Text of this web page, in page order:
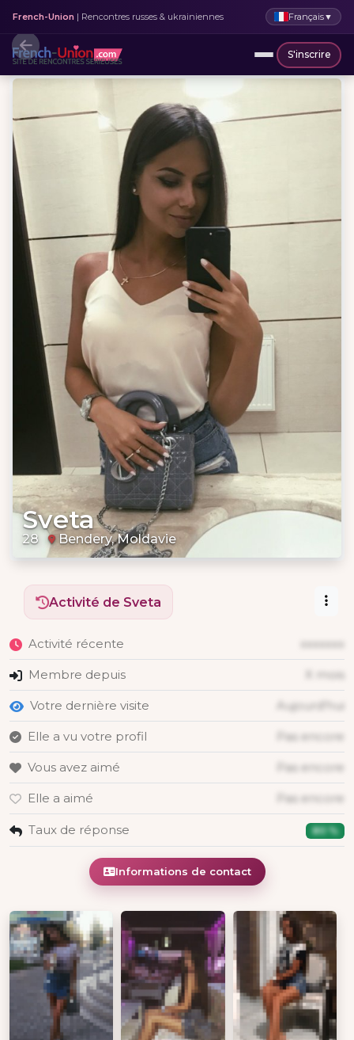
French-Union | Rencontres russes & ukrainiennes Français▼
S'inscrire
Sveta
28 Bendery, Moldavie
Activité de Sveta
Activité récente xxxxxxx
Membre depuis X mois
Votre dernière visite Aujourd'hui
Elle a vu votre profil Pas encore
Vous avez aimé Pas encore
Elle a aimé Pas encore
Taux de réponse 80 %
Informations de contact